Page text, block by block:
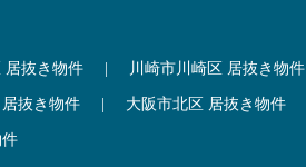
居抜き物件 川崎市川崎区 居抜き物件
抜き物件 大阪市北区 居抜き物件